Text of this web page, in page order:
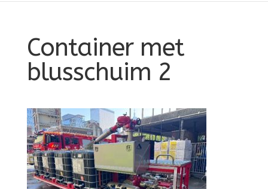
Container met
blusschuim 2